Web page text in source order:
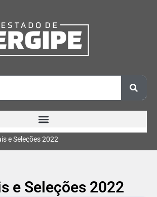
e Seleções 2022
e Seleções 2022